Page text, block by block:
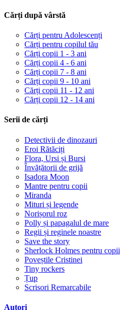
Cărți după vârstă
Cărți pentru Adolescenți
Cărți pentru copilul tău
Cărți copii 1 - 3 ani
Cărți copii 4 - 6 ani
Cărți copii 7 - 8 ani
Cărți copii 9 - 10 ani
Cărți copii 11 - 12 ani
Cărți copii 12 - 14 ani
Serii de cărți
Detectivii de dinozauri
Eroi Rătăciți
Flora, Ursi și Bursi
Învățătorii de grijă
Isadora Moon
Mantre pentru copii
Miranda
Mituri și legende
Norișorul roz
Polly și papagalul de mare
Regii și reginele noastre
Save the story
Sherlock Holmes pentru copii
Poveștile Cristinei
Tiny rockers
Țup
Scrisori Remarcabile
Autori